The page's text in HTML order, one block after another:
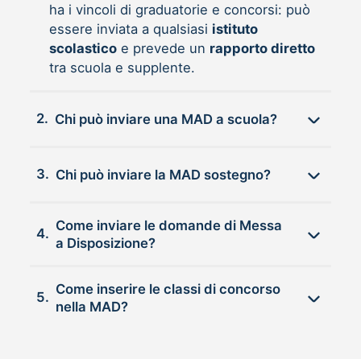
ha i vincoli di graduatorie e concorsi: può
essere inviata a qualsiasi istituto
scolasticoe prevede un rapporto diretto
tra scuola e supplente.
2. Chi può inviare una MAD a scuola?
3. Chi può inviare la MAD sostegno?
4.
Come inviare le domande di Messa
a Disposizione?
5.
Come inserire le classi di concorso
nella MAD?